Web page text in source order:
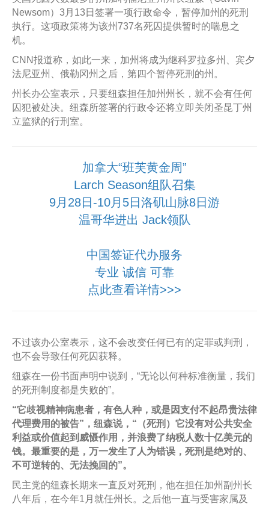
Newsom）3月13日签署一项行政命令，暂停加州的死刑
执行。这项政策将为该州737名死囚提供暂时的喘息之
机。
CNN报道称，如此一来，加州将成为继科罗拉多州、宾夕
法尼亚州、俄勒冈州之后，第四个暂停死刑的州。
州长办公室表示，只要纽森担任加州州长，就不会有任何
囚犯被处决。纽森所签署的行政令还将立即关闭圣昆丁州
立监狱的行刑室。
加拿大“班芙黄金周”
Larch Season组队召集
9月28日-10月5日洛矶山脉8日游
温哥华进出 Jack领队
中国签证代办服务
专业 诚信 可靠
点此查看详情>>>
不过该办公室表示，这不会改变任何已有的定罪或判刑，
也不会导致任何死囚获释。
纽森在一份书面声明中说到，“无论以何种标准衡量，我们
的死刑制度都是失败的”。
“它歧视精神病患者，有色人种，或是因支付不起昂贵法律
代理费用的被告”，纽森说，“（死刑）它没有对公共安全
利益或价值起到威慑作用，并浪费了纳税人数十亿美元的
钱。最重要的是，万一发生了人为错误，死刑是绝对的、
不可逆转的、无法挽回的”。
民主党的纽森长期来一直反对死刑，他在担任加州副州长
八年后，在今年1月就任州长。之后他一直与受害家属及